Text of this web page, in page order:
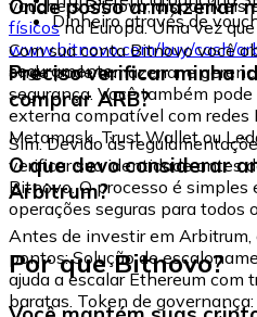
Dinheiro através de
vouchers Bitnovo, disponíveis
físicosna Europa. Uma vez
www.bitnovo.com/buy/cash/
seguramente.
Onde posso armazenar
Com sua conta Bitnovo você
onde pode armazenar e
segurança. Você também
externa compatível com redes
Metamask, Trust Wallet ou
Preciso verificar minha
comprar ARB?
Sim. Devido às
verificar sua identidade antes
Bitnovo. O processo é simples
operações seguras para todos
O que devo considerar
Arbitrum?
Antes de investir em Arbitrum,
pontos: Solução de
ajuda a escalar Ethereum com
baratas. Token de
Por que Bitnovo?